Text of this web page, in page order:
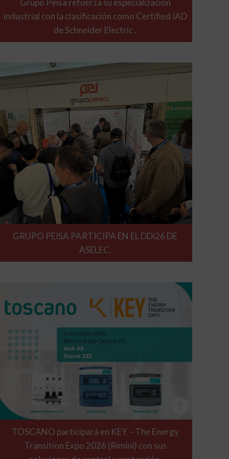
Grupo Peisa refuerza su especialización
industrial con la clasificación como Certified IAD
de Schneider Electric .
GRUPO PEISA PARTICIPA EN EL DDi26 DE
ASELEC.
TOSCANO participará en KEY – The Energy
Transition Expo 2026 (Rimini) con sus